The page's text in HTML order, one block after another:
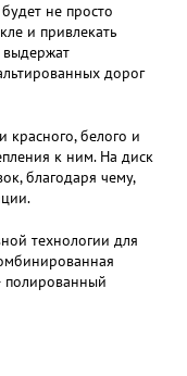
не просто
и привлекать
выдержат
дорог
красного, белого и
к ним. На диск
благодаря чему,
технологии для
полированный